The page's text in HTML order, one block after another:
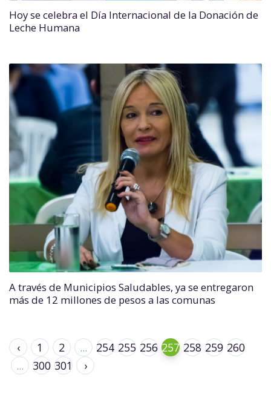
Hoy se celebra el Día Internacional de la Donación de
Leche Humana
A través de Municipios Saludables, ya se entregaron
más de 12 millones de pesos a las comunas
‹ 1 2 ... 254 255 256 257 258 259 260
...
300 301 ›